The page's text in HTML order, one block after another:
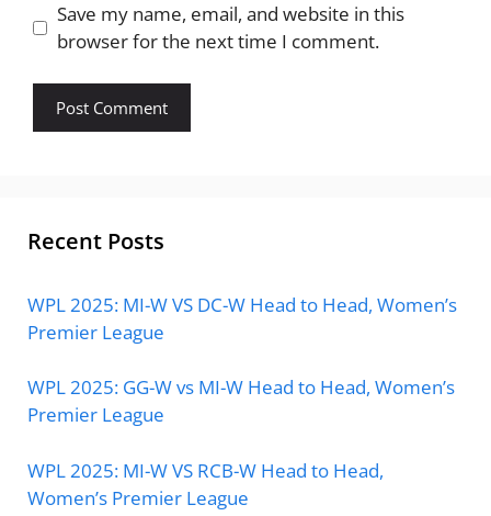
Save my name, email, and website in this
browser for the next time I comment.
Recent Posts
WPL 2025: MI-W VS DC-W Head to Head, Women’s
Premier League
WPL 2025: GG-W vs MI-W Head to Head, Women’s
Premier League
WPL 2025: MI-W VS RCB-W Head to Head,
Women’s Premier League